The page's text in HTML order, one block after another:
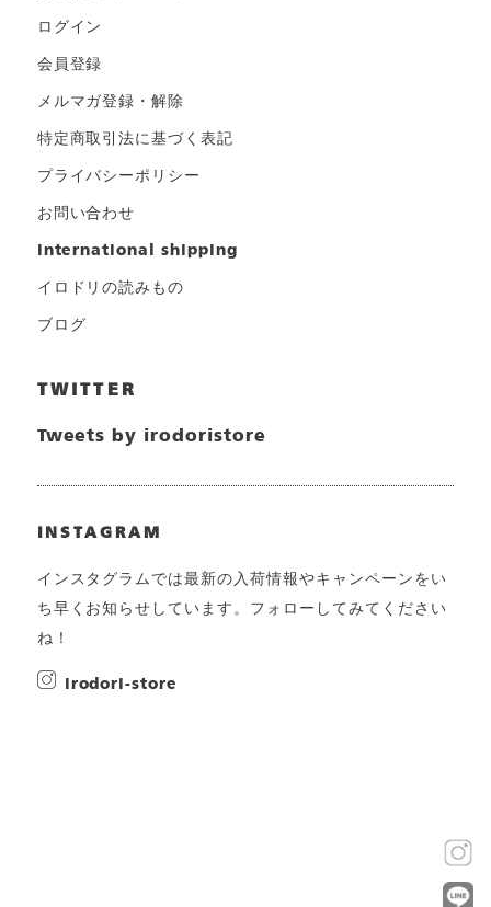
ログイン
会員登録
メルマガ登録・解除
特定商取引法に基づく表記
プライバシーポリシー
お問い合わせ
international shipping
イロドリの読みもの
ブログ
TWITTER
Tweets by irodoristore
INSTAGRAM
インスタグラムでは最新の入荷情報やキャンペーンをい
ち早くお知らせしています。フォローしてみてください
ね！
irodori-store